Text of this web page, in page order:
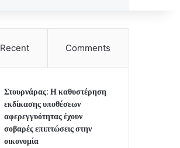
Recent Comments
Στουρνάρας: Η καθυστέρηση
εκδίκασης υποθέσεων
αφερεγγυότητας έχουν
σοβαρές επιπτώσεις στην
οικονομία